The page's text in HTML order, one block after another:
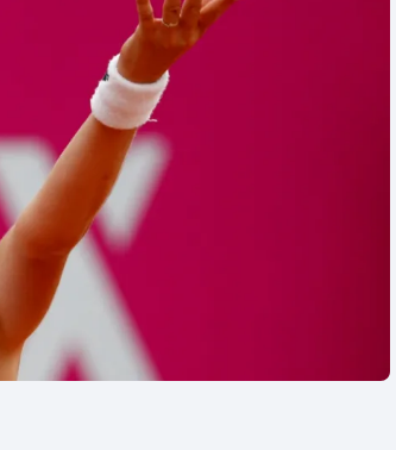
Moderní pětiboj
Olympijské hry
Parasport
Plavání
Plážový volejbal